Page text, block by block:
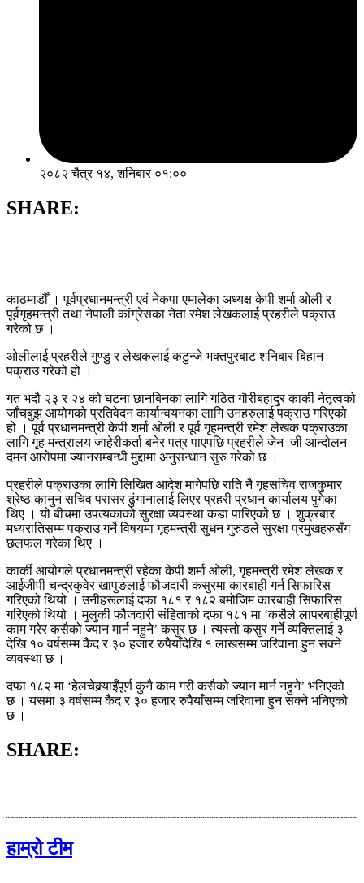
२०८२ चैत्र १४, शनिबार ०१:००
SHARE:
काठमाडौँ । पूर्वप्रधानमन्त्री एवं नेकपा एमालेका अध्यक्ष केपी शर्मा ओली र
पूर्वगृहमन्त्री तथा नेपाली कांग्रेसका नेता रमेश लेखकलाई प्रहरीले पक्राउ
गरेको छ ।
ओलीलाई प्रहरीले गुण्डु र लेखकलाई कटुन्जे भक्तपुरबाट शनिबार बिहान
पक्राउ गरेको हो ।
गत भदौ २३ र २४ को घटना छानबिनका लागि गठित गौरीबहादुर कार्की नेतृत्वको
जाँचबुझ आयोगको प्रतिवेदन कार्यान्वयनका लागि उनहरुलाई पक्राउ गरिएको
हो । पूर्व प्रधानमन्त्री केपी शर्मा ओली र पूर्व गृहमन्त्री रमेश लेखक पक्राउका
लागि गृह मन्त्रालय जाहेरीकर्ता बनेर पत्र पाएपछि प्रहरीले जेन–जी आन्दोलन
दमन आरोपमा ज्यानसम्बन्धी मुद्दामा अनुसन्धान सुरु गरेको छ ।
प्रहरीले पक्राउका लागि लिखित आदेश मागेपछि राति नै गृहसचिव राजकुमार
श्रेष्ठ कानुन सचिव परासर ढुंगानालाई लिएर प्रहरी प्रधान कार्यालय पुगेका
थिए । यो बीचमा उपत्यकाको सुरक्षा व्यवस्था कडा पारिएको छ । शुक्रबार
मध्यरातिसम्म पक्राउ गर्ने विषयमा गृहमन्त्री सुधन गुरुङले सुरक्षा प्रमुखहरुसँग
छलफल गरेका थिए ।
कार्की आयोगले प्रधानमन्त्री रहेका केपी शर्मा ओली, गृहमन्त्री रमेश लेखक र
आईजीपी चन्द्रकुवेर खापुङलाई फौजदारी कसुरमा कारबाही गर्न सिफारिस
गरिएको थियो । उनीहरूलाई दफा १८१ र १८२ बमोजिम कारबाही सिफारिस
गरिएको थियो । मुलुकी फौजदारी संहिताको दफा १८१ मा ‘कसैले लापरबाहीपूर्ण
काम गरेर कसैको ज्यान मार्न नहुने’ कसुर छ । त्यस्तो कसुर गर्ने व्यक्तिलाई ३
देखि १० वर्षसम्म कैद र ३० हजार रुपैयाँदेखि १ लाखसम्म जरिवाना हुन सक्ने
व्यवस्था छ ।
दफा १८२ मा ‘हेलचेक्र्याइँपूर्ण कुनै काम गरी कसैको ज्यान मार्न नहुने’ भनिएको
छ । यसमा ३ वर्षसम्म कैद र ३० हजार रुपैयाँसम्म जरिवाना हुन सक्ने भनिएको
छ ।
SHARE:
हाम्रो टीम